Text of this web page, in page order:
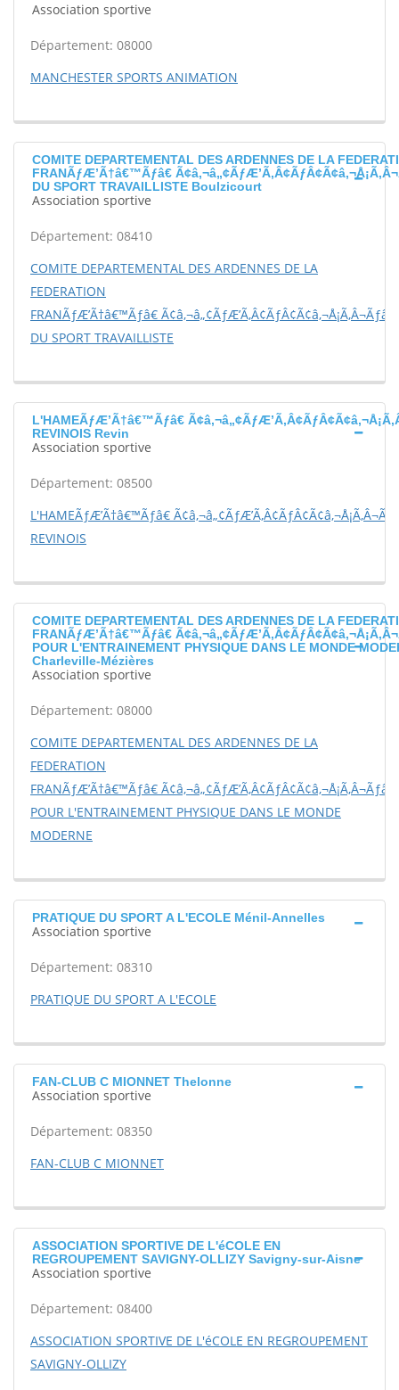
Association sportive
Département: 08000
MANCHESTER SPORTS ANIMATION
COMITE DEPARTEMENTAL DES ARDENNES DE LA
FRANÃƒÆ’Ã†â€™Ãƒâ€
DU SPORT TRAVAILLISTE Boulzicourt
Association sportive
Département: 08410
COMITE DEPARTEMENTAL DES ARDENNES DE LA
FEDERATION
FRANÃƒÆ’Ã†â€™Ãƒâ€
DU SPORT TRAVAILLISTE
L'HAMEÃƒÆ’Ã†â€™Ãƒâ€
REVINOIS Revin
Association sportive
Département: 08500
L'HAMEÃƒÆ’Ã†â€™Ãƒâ€
REVINOIS
COMITE DEPARTEMENTAL DES ARDENNES DE LA
FRANÃƒÆ’Ã†â€™Ãƒâ€
POUR L'ENTRAINEMENT PHYSIQUE DANS LE MONDE
Charleville-Mézières
Association sportive
Département: 08000
COMITE DEPARTEMENTAL DES ARDENNES DE LA
FEDERATION
FRANÃƒÆ’Ã†â€™Ãƒâ€
POUR L'ENTRAINEMENT PHYSIQUE DANS LE MONDE
MODERNE
PRATIQUE DU SPORT A L'ECOLE Ménil-Annelles
Association sportive
Département: 08310
PRATIQUE DU SPORT A L'ECOLE
FAN-CLUB C MIONNET Thelonne
Association sportive
Département: 08350
FAN-CLUB C MIONNET
ASSOCIATION SPORTIVE DE L'éCOLE EN
REGROUPEMENT SAVIGNY-OLLIZY Savigny-sur-Aisne
Association sportive
Département: 08400
ASSOCIATION SPORTIVE DE L'éCOLE EN REGROUPEMENT
SAVIGNY-OLLIZY